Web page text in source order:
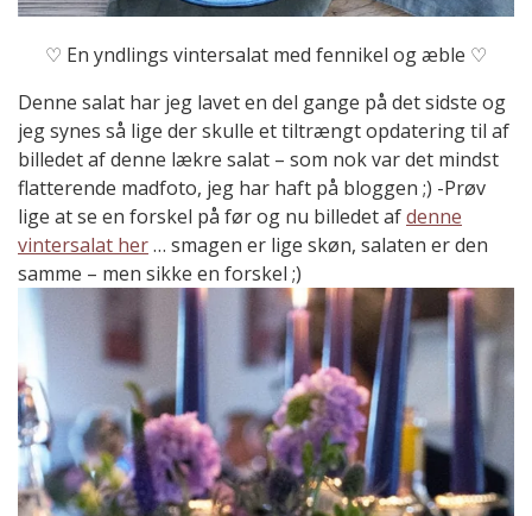
♡ En yndlings vintersalat med fennikel og æble ♡
Denne salat har jeg lavet en del gange på det sidste og
jeg synes så lige der skulle et tiltrængt opdatering til af
billedet af denne lækre salat – som nok var det mindst
flatterende madfoto, jeg har haft på bloggen ;) -Prøv
lige at se en forskel på før og nu billedet afdenne
vintersalat her… smagen er lige skøn, salaten er den
samme – men sikke en forskel ;)